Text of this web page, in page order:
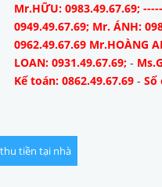
Mr.HỮU: 0983.49.67.69;
0949.49.67.69; Mr. ÁNH:
0962.49.67.69 Mr.HOÀNG
LOAN: 0931.49.67.69; -
Kế toán: 0862.49.67.69 -Số
tiền tại nhà